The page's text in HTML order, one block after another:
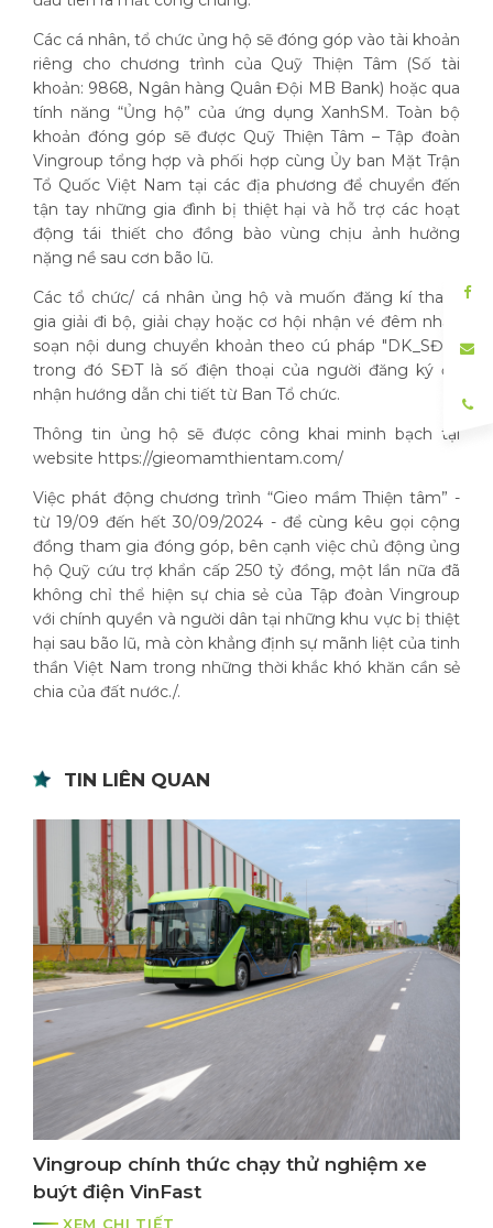
Các cá nhân, tổ chức ủng hộ sẽ đóng góp vào tài khoản
riêng cho chương trình của Quỹ Thiện Tâm (Số tài
khoản: 9868, Ngân hàng Quân Đội MB Bank) hoặc qua
tính năng “Ủng hộ” của ứng dụng XanhSM. Toàn bộ
khoản đóng góp sẽ được Quỹ Thiện Tâm – Tập đoàn
Vingroup tổng hợp và phối hợp cùng Ủy ban Mặt Trận
Tổ Quốc Việt Nam tại các địa phương để chuyển đến
tận tay những gia đình bị thiệt hại và hỗ trợ các hoạt
động tái thiết cho đồng bào vùng chịu ảnh hưởng
nặng nề sau cơn bão lũ.
Các tổ chức/ cá nhân ủng hộ và muốn đăng kí tham
gia giải đi bộ, giải chạy hoặc cơ hội nhận vé đêm nhạc
soạn nội dung chuyển khoản theo cú pháp "DK_SĐT",
trong đó SĐT là số điện thoại của người đăng ký để
nhận hướng dẫn chi tiết từ Ban Tổ chức.
Thông tin ủng hộ sẽ được công khai minh bạch tại
website https://gieomamthientam.com/
Việc phát động chương trình “Gieo mầm Thiện tâm” -
từ 19/09 đến hết 30/09/2024 - để cùng kêu gọi cộng
đồng tham gia đóng góp, bên cạnh việc chủ động ủng
hộ Quỹ cứu trợ khẩn cấp 250 tỷ đồng, một lần nữa đã
không chỉ thể hiện sự chia sẻ của Tập đoàn Vingroup
với chính quyền và người dân tại những khu vực bị thiệt
hại sau bão lũ, mà còn khẳng định sự mãnh liệt của tinh
thần Việt Nam trong những thời khắc khó khăn cần sẻ
chia của đất nước./.
TIN LIÊN QUAN
Vingroup chính thức chạy thử nghiệm xe
buýt điện VinFast
XEM CHI TIẾT